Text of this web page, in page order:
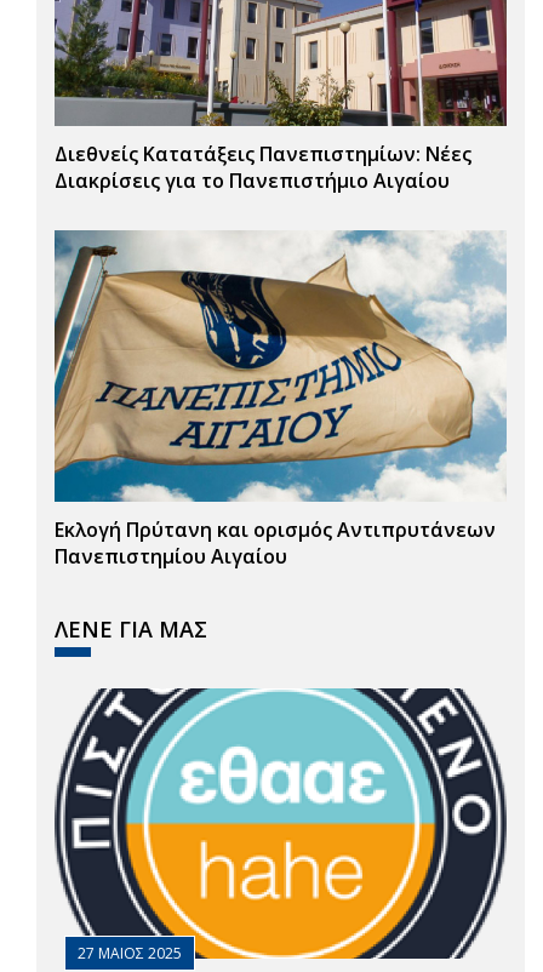
Διεθνείς Κατατάξεις Πανεπιστημίων: Νέες
Διακρίσεις για το Πανεπιστήμιο Αιγαίου
Εκλογή Πρύτανη και ορισμός Αντιπρυτάνεων
Πανεπιστημίου Αιγαίου
ΛΕΝΕ ΓΙΑ ΜΑΣ
27 ΜΑΙΟΣ 2025